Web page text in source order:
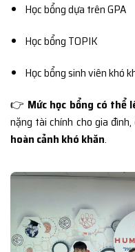
Học bổng dựa trên GPA
Học bổng TOPIK
Học bổng sinh viên khó
👉 Mức học bổng có thể
nặng tài chính cho gia
hoàn cảnh khó khăn.